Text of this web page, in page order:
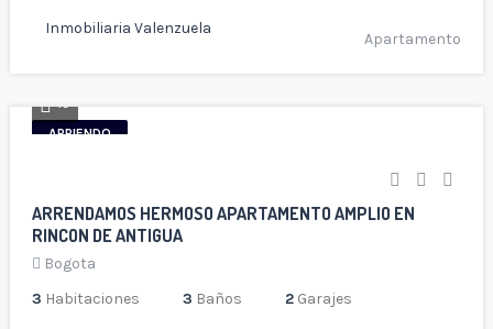
Inmobiliaria Valenzuela
Apartamento
ARRIENDO
19
ARRENDAMOS HERMOSO APARTAMENTO AMPLIO EN
RINCON DE ANTIGUA
Bogota
3 Habitaciones 3 Baños 2 Garajes